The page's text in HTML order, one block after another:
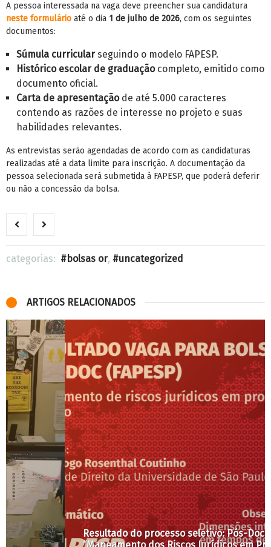
A pessoa interessada na vaga deve preencher sua candidatura
neste formulário até o dia 1 de julho de 2026, com os seguintes
documentos:
Súmula curricularseguindo o modelo FAPESP.
Histórico escolar de graduaçãocompleto, emitido como
documento oficial.
Carta de apresentaçãode até 5.000 caracteres
contendo as razões de interesse no projeto e suas
habilidades relevantes.
As entrevistas serão agendadas de acordo com as candidaturas
realizadas até a data limite para inscrição. A documentação da
pessoa selecionada será submetida à FAPESP, que poderá deferir
ou não a concessão da bolsa.
categorias: bolsas or, uncategorized
ARTIGOS RELACIONADOS
Resultado do processo seletivo: Pós-Doc